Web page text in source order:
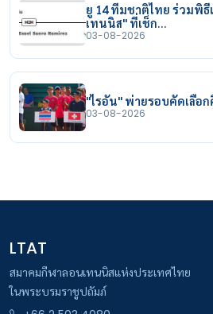
ยู 14 ทีมชาติไทย ร่วมพิธี
เทนนิส" ที่เช็ก…
03-08-2026
"ไรอัน" พ่ายรอบคัดเลือ
03-08-2026
LTAT
สมาคมกีฬาลอนเทนนิสแห่งประเทศไทย
ในพระบรมราชูปถัมภ์